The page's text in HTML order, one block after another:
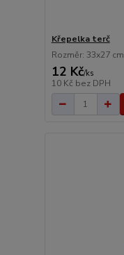
Křepelka terč
Rozměr: 33x27 cm
12 Kč/ks
10 Kč bez DPH